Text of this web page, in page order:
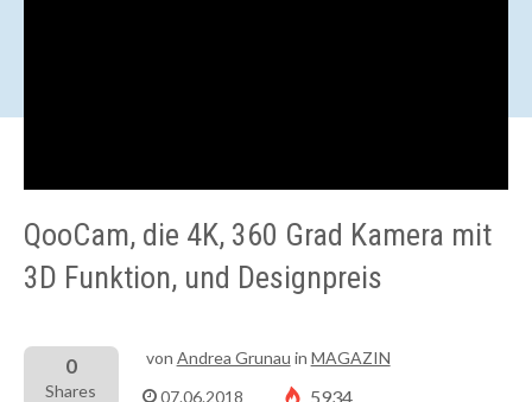
QooCam, die 4K, 360 Grad Kamera mit
3D Funktion, und Designpreis
0
Shares
von Andrea Grunau in MAGAZIN
07.06.2018
5934